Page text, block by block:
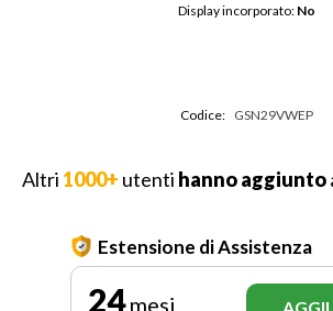
Display incorporato: No
Codice: GSN29VWEP
Altri 1000+ utenti hanno aggiunto
Estensione di Assistenza
24mesi